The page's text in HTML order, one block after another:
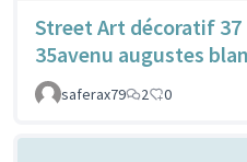
Street Art décoratif 37
35avenu augustes
saferax79
2 0